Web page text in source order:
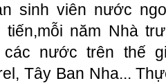
sinh viên nước
năm Nhà
nước trên thế
Tây Ban Nha...